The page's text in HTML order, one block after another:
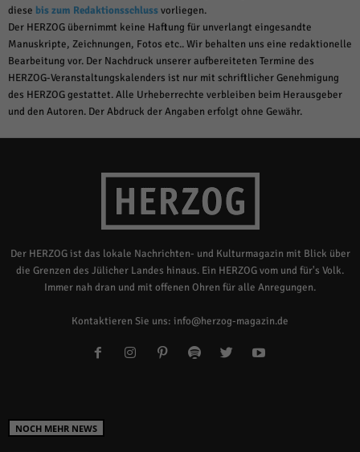
diese bis zum Redaktionsschlussvorliegen.
Der HERZOG übernimmt keine Haftung für unverlangt eingesandte
Manuskripte, Zeichnungen, Fotos etc.. Wir behalten uns eine redaktionelle
Bearbeitung vor. Der Nachdruck unserer aufbereiteten Termine des
HERZOG-Veranstaltungskalenders ist nur mit schriftlicher Genehmigung
des HERZOG gestattet. Alle Urheberrechte verbleiben beim Herausgeber
und den Autoren. Der Abdruck der Angaben erfolgt ohne Gewähr.
Der HERZOG ist das lokale Nachrichten- und Kulturmagazin mit Blick über
die Grenzen des Jülicher Landes hinaus. Ein HERZOG vom und für's Volk.
Immer nah dran und mit offenen Ohren für alle Anregungen.
Kontaktieren Sie uns: info@herzog-magazin.de
NOCH MEHR NEWS